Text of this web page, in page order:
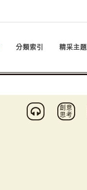
分類索引 精采主題
創意
思考